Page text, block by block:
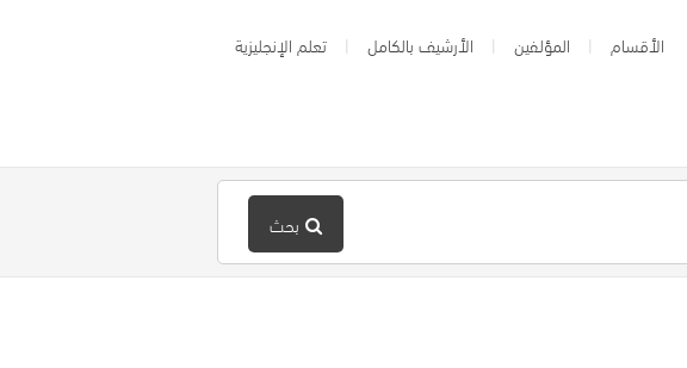
الأقسام المؤلفين الأرشيف بالكامل تعلم الإنجليزية
بحث